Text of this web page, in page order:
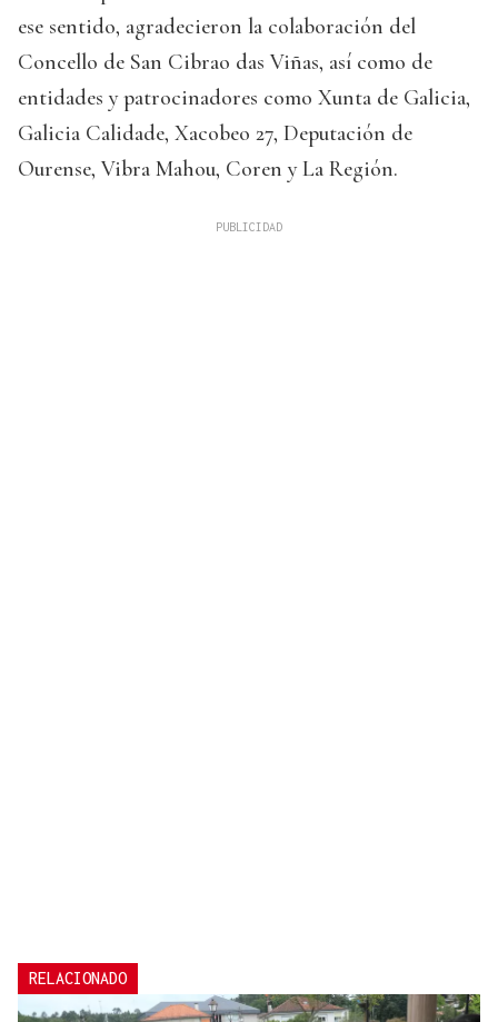
ese sentido, agradecieron la colaboración del
Concello de San Cibrao das Viñas, así como de
entidades y patrocinadores como Xunta de Galicia,
Galicia Calidade, Xacobeo 27, Deputación de
Ourense, Vibra Mahou, Coren y La Región.
RELACIONADO